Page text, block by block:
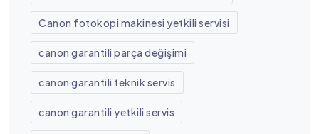
Canon fotokopi makinesi yetkili servisi
canon garantili parça değişimi
canon garantili teknik servis
canon garantili yetkili servis